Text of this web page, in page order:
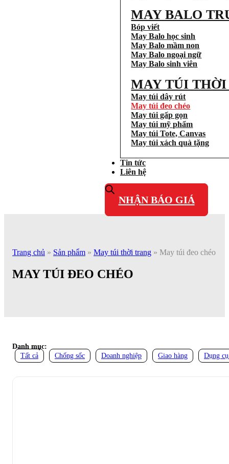
MAY BALO
Bóp viết
May Balo học sinh
May Balo mầm non
May Balo ngoại ngữ
May Balo sinh viên
MAY TÚI
May túi dây rút
May túi đeo chéo
May túi gấp gọn
May túi mỹ phẩm
May túi Tote, Canvas
May túi xách quà tặng
Tin tức
Liên hệ
NHẬN BÁO GIÁ
Trang chủ » Sản phẩm » May túi thời trang » May túi đeo chéo
MAY TÚI ĐEO CHÉO
Danh mục:
Tất cả
Chống sốc Doanh nghiệp Giao hàng Dụng